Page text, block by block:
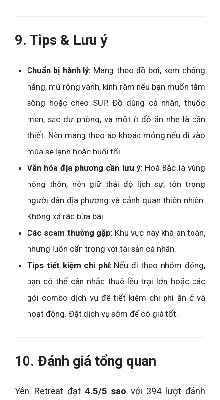
9. Tips & Lưu ý
Chuẩn bị hành lý: Mang theo đồ bơi, kem chống
nắng, mũ rộng vành, kính râm nếu bạn muốn tắm
sông hoặc chèo SUP. Đồ dùng cá nhân, thuốc
men, sạc dự phòng, và một ít đồ ăn nhẹ là cần
thiết. Nên mang theo áo khoác mỏng nếu đi vào
mùa se lạnh hoặc buổi tối.
Văn hóa địa phương cần lưu ý:Hoà Bắc là vùng
nông thôn, nên giữ thái độ lịch sự, tôn trọng
người dân địa phương và cảnh quan thiên nhiên.
Không xả rác bừa bãi.
Các scam thường gặp: Khu vực này khá an toàn,
nhưng luôn cẩn trọng với tài sản cá nhân.
Tips tiết kiệm chi phí:Nếu đi theo nhóm đông,
bạn có thể cân nhắc thuê lều trại lớn hoặc các
gói combo dịch vụ để tiết kiệm chi phí ăn ở và
hoạt động. Đặt dịch vụ sớm để có giá tốt.
10. Đánh giá tổng quan
Yên Retreat đạt 4.5/5 sao với 394 lượt đánh